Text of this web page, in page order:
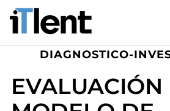
DIAGNOSTICO-
EVALUACIÓN